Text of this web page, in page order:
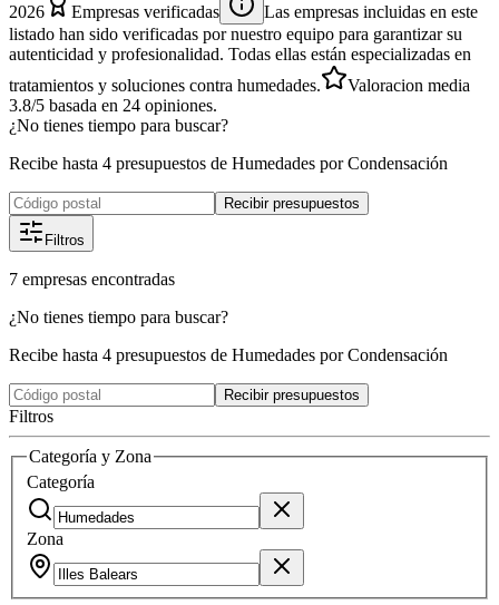
2026
Empresas verificadas
Las empresas incluidas en este
listado han sido verificadas por nuestro equipo para garantizar su
autenticidad y profesionalidad. Todas ellas están especializadas en
tratamientos y soluciones contra humedades.
Valoracion media
3.8/5 basada en 24 opiniones.
¿No tienes tiempo para buscar?
Recibe hasta 4 presupuestos de Humedades por Condensación
Recibir presupuestos
Filtros
7 empresas encontradas
¿No tienes tiempo para buscar?
Recibe hasta 4 presupuestos de Humedades por Condensación
Recibir presupuestos
Filtros
Categoría y Zona
Categoría
Zona